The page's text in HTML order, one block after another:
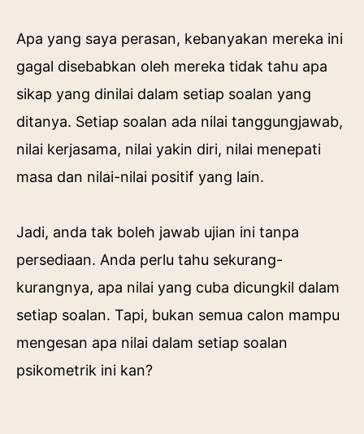
Apa yang saya perasan, kebanyakan mereka ini
gagal disebabkan oleh mereka tidak tahu apa
sikap yang dinilai dalam setiap soalan yang
ditanya. Setiap soalan ada nilai tanggungjawab,
nilai kerjasama, nilai yakin diri, nilai menepati
masa dan nilai-nilai positif yang lain.
Jadi, anda tak boleh jawab ujian ini tanpa
persediaan. Anda perlu tahu sekurang-
kurangnya, apa nilai yang cuba dicungkil dalam
setiap soalan. Tapi, bukan semua calon mampu
mengesan apa nilai dalam setiap soalan
psikometrik ini kan?